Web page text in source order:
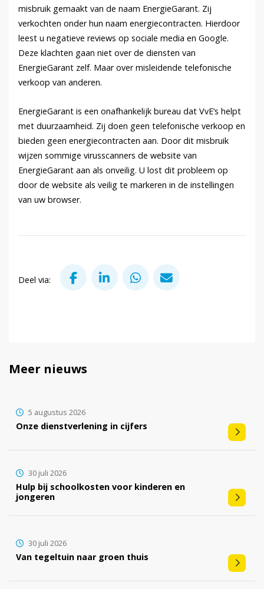
misbruik gemaakt van de naam EnergieGarant. Zij
verkochten onder hun naam energiecontracten. Hierdoor
leest u negatieve reviews op sociale media en Google.
Deze klachten gaan niet over de diensten van
EnergieGarant zelf. Maar over misleidende telefonische
verkoop van anderen.
EnergieGarant is een onafhankelijk bureau dat VvE’s helpt
met duurzaamheid. Zij doen geen telefonische verkoop en
bieden geen energiecontracten aan. Door dit misbruik
wijzen sommige virusscanners de website van
EnergieGarant aan als onveilig. U lost dit probleem op
door de website als veilig te markeren in de instellingen
van uw browser.
Deel via:
Deel via Facebook
Deel via LinkedInDeel via WhatsApp
Meer nieuws
Onze dienstverlening in cijfers
5 augustus 2026
Hulp bij schoolkosten voor kinderen en
jongeren
30 juli 2026
Van tegeltuin naar groen thuis
30 juli 2026